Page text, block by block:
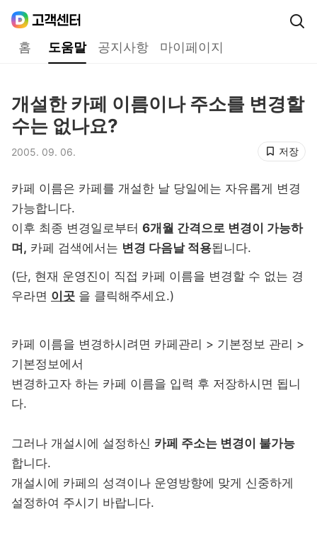
홈 도움말 공지사항 마이페이지
개설한 카페 이름이나 주소를 변경할
수는 없나요?
저장
2005. 09. 06.
카페 이름은 카페를 개설한 날 당일에는 자유롭게 변경
가능합니다.
이후 최종 변경일로부터 6개월 간격으로 변경이 가능하
며, 카페 검색에서는 변경 다음날 적용됩니다.
(단, 현재 운영진이 직접 카페 이름을 변경할 수 없는 경
우라면 이곳 을 클릭해주세요.)
카페 이름을 변경하시려면 카페관리 > 기본정보 관리 >
기본정보에서
변경하고자 하는 카페 이름을 입력 후 저장하시면 됩니
다.
그러나 개설시에 설정하신 카페 주소는 변경이 불가능
합니다.
개설시에 카페의 성격이나 운영방향에 맞게 신중하게
설정하여 주시기 바랍니다.